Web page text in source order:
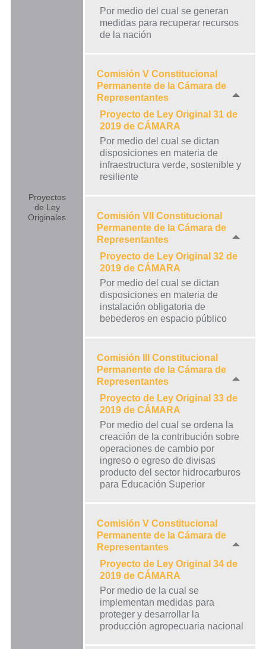
Proyectos
de Ley
Originales
Por medio del cual se generan
medidas para recuperar recursos
de la nación
Comisión V Constitucional
Permanente de la Cámara de
Representantes
Proyecto de Ley Original 31 de
2019 de CÁMARA
Por medio del cual se dictan
disposiciones en materia de
infraestructura verde, sostenible y
resiliente
Comisión VII Constitucional
Permanente de la Cámara de
Representantes
Proyecto de Ley Original 32 de
2019 de CÁMARA
Por medio del cual se dictan
disposiciones en materia de
instalación obligatoria de
bebederos en espacio público
Comisión III Constitucional
Permanente de la Cámara de
Representantes
Proyecto de Ley Original 33 de
2019 de CÁMARA
Por medio del cual se ordena la
creación de la contribución sobre
operaciones de cambio por
ingreso o egreso de divisas
producto del sector hidrocarburos
para Educación Superior
Comisión V Constitucional
Permanente de la Cámara de
Representantes
Proyecto de Ley Original 34 de
2019 de CÁMARA
Por medio de la cual se
implementan medidas para
proteger y desarrollar la
producción agropecuaria nacional